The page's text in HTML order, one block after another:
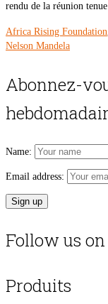
rendu de la réunion
Africa Rising Foundation
Nelson Mandela
Abonnez-
Name:
Email address:
Follow us
Produits